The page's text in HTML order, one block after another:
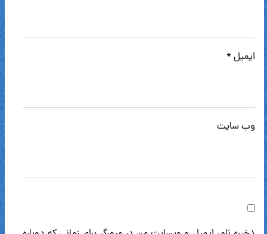
ایمیل *
وب‌ سایت